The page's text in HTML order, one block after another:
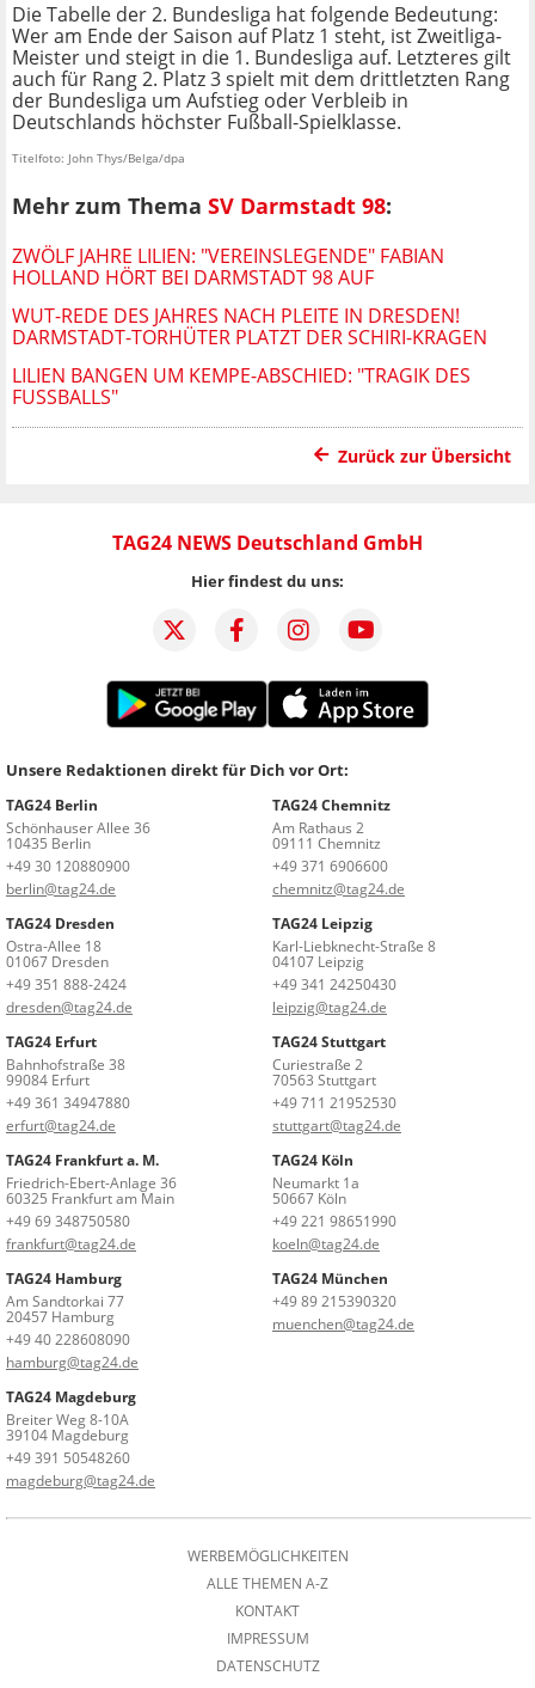
Die Tabelle der 2. Bundesliga hat folgende Bedeutung:
Wer am Ende der Saison auf Platz 1 steht, ist Zweitliga-
Meister und steigt in die 1. Bundesliga auf. Letzteres gilt
auch für Rang 2. Platz 3 spielt mit dem drittletzten Rang
der Bundesliga um Aufstieg oder Verbleib in
Deutschlands höchster Fußball-Spielklasse.
Titelfoto: John Thys/Belga/dpa
Mehr zum Thema SV Darmstadt 98:
ZWÖLF JAHRE LILIEN: "VEREINSLEGENDE" FABIAN
HOLLAND HÖRT BEI DARMSTADT 98 AUF
WUT-REDE DES JAHRES NACH PLEITE IN DRESDEN!
DARMSTADT-TORHÜTER PLATZT DER SCHIRI-KRAGEN
LILIEN BANGEN UM KEMPE-ABSCHIED: "TRAGIK DES
FUSSBALLS"
Zurück zur Übersicht
TAG24 NEWS Deutschland GmbH
Hier findest du uns:
Unsere Redaktionen direkt für Dich vor Ort:
TAG24 Berlin
Schönhauser Allee 36
10435 Berlin
+49 30 120880900
berlin@tag24.de
TAG24 Chemnitz
Am Rathaus 2
09111 Chemnitz
+49 371 6906600
chemnitz@tag24.de
TAG24 Dresden
Ostra-Allee 18
01067 Dresden
+49 351 888-2424
dresden@tag24.de
TAG24 Leipzig
Karl-Liebknecht-Straße 8
04107 Leipzig
+49 341 24250430
leipzig@tag24.de
TAG24 Erfurt
Bahnhofstraße 38
99084 Erfurt
+49 361 34947880
erfurt@tag24.de
TAG24 Stuttgart
Curiestraße 2
70563 Stuttgart
+49 711 21952530
stuttgart@tag24.de
TAG24 Frankfurt a. M.
Friedrich-Ebert-Anlage 36
60325 Frankfurt am Main
+49 69 348750580
frankfurt@tag24.de
TAG24 Köln
Neumarkt 1a
50667 Köln
+49 221 98651990
koeln@tag24.de
TAG24 Hamburg
Am Sandtorkai 77
20457 Hamburg
+49 40 228608090
hamburg@tag24.de
TAG24 München
+49 89 215390320
muenchen@tag24.de
TAG24 Magdeburg
Breiter Weg 8-10A
39104 Magdeburg
+49 391 50548260
magdeburg@tag24.de
WERBEMÖGLICHKEITEN
ALLE THEMEN A-Z
KONTAKT
IMPRESSUM
DATENSCHUTZ